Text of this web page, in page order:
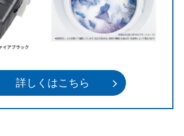
詳しくはこちら